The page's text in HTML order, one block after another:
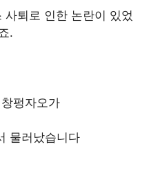
사퇴로 인한 논란이 있었
.
펑자오가
물러났습니다